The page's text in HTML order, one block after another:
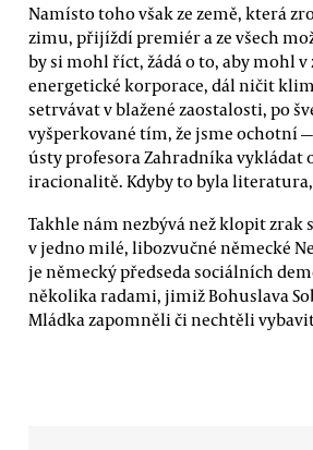
Namísto toho však ze země, která
zimu, přijíždí premiér a ze všech
by si mohl říct, žádá o to, aby mohl
energetické korporace, dál ničit
setrvávat v blažené zaostalosti, po
vyšperkované tím, že jsme ochotní
ústy profesora Zahradníka vykládat
iracionalitě. Kdyby to byla
Takhle nám nezbývá než klopit zrak
v jedno milé, libozvučné německé
je německý předseda sociálních
několika radami, jimiž Bohuslava
Mládka zapomněli či nechtěli